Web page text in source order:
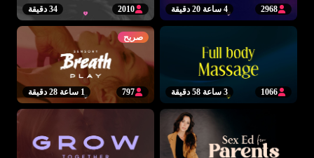
4 ساعة 20 دقيقة 2968 34 دقيقة 2010
3 ساعة 58 دقيقة 1066
صريح
1 ساعة 28 دقيقة 797